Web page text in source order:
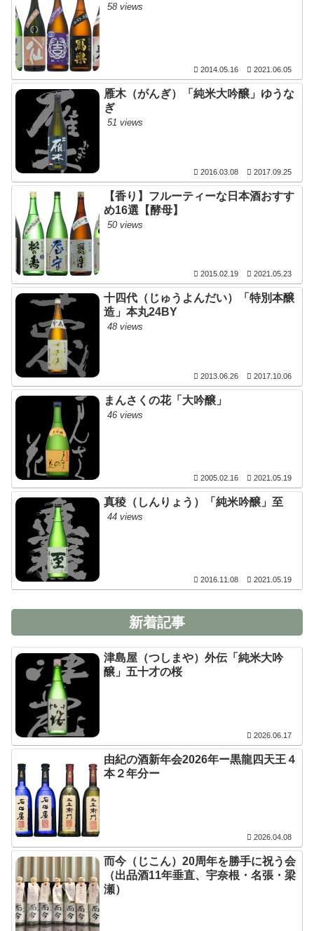
58 views
2014.05.16 2021.06.05
雁木（がんぎ）「純米大吟醸」ゆうな
ぎ
51 views
2016.03.08 2017.09.25
【香り】フルーティーな日本酒おすす
め16選【酵母】
50 views
2015.02.19 2021.05.23
十四代（じゅうよんだい）「特別本醸
造」本丸24BY
48 views
2013.06.26 2017.10.06
まんさくの花「大吟醸」
46 views
2005.02.16 2021.05.19
真稜（しんりょう）「純米吟醸」至
44 views
2016.11.08 2021.05.19
新着記事
津島屋（つしまや）外伝「純米大吟
醸」五十才の桜
2026.06.17
由紀の酒新年会2026年ー黒龍四天王４
本２年分ー
2026.04.08
而今（じこん）20周年を勝手に祝う会
（出品酒11年垂直、宇奈根・名張・梁
瀬）